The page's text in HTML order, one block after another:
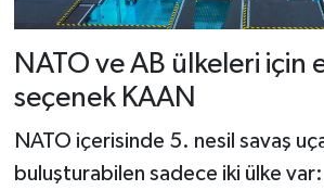
NATO ve AB ülkeleri için
seçenek KAAN
NATO içerisinde 5. nesil savaş
buluşturabilen sadece iki ülke